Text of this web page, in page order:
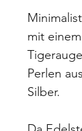
mit
Perlen
Silber.